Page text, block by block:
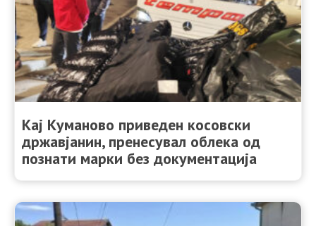
Кај Куманово приведен косовски
државјанин, пренесувал облека од
познати марки без документација